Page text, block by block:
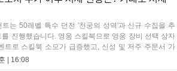
는 50레벨 특수 던전 '천궁의 성역'과 신규 수집을 추
진행했습니다. 영웅 스킬북으로 영웅 장비 선택 상자
트로 스킬북 소모가 급증했고, 신성 및 저주 주문서 가
습니다. 나인 코어 시세는 보합세를 유지 중이며, 신의
| 16:08